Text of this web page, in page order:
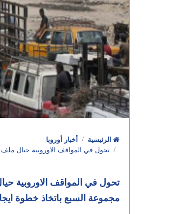
أخبار أوروبا
تحول في المواقف الاوروبية حيال
تحول في المواقف الاوروبية
مجموعة السبع باتخاذ خطوة